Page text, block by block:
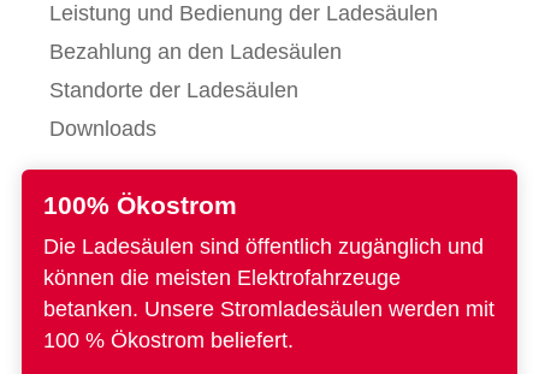
Leistung und Bedienung der Ladesäulen
Bezahlung an den Ladesäulen
Standorte der Ladesäulen
Downloads
100% Ökostrom
Die Ladesäulen sind öffentlich zugänglich und
können die meisten Elektrofahrzeuge
betanken. Unsere Stromladesäulen werden mit
100 % Ökostrom beliefert.